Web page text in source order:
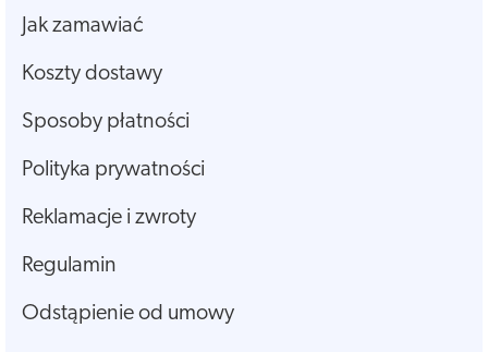
Jak zamawiać
Koszty dostawy
Sposoby płatności
Polityka prywatności
Reklamacje i zwroty
Regulamin
Odstąpienie od umowy